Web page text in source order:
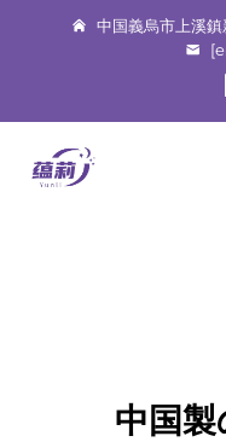
中国義烏市上溪
中国